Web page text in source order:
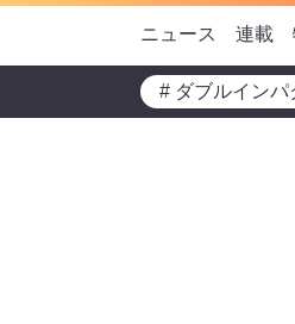
ニュース 連載
# ダブルインパ